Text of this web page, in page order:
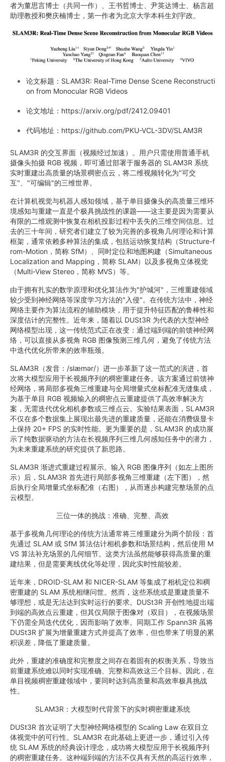
者为董思言博士（共同一作）、王书哲博士、尹英达博士、杨言超
助理教授和樊庆楠博士，第一作者为北京大学本科生刘宇政。
论文标题：SLAM3R: Real-Time Dense Scene Reconstructi
on from Monocular RGB Videos
论文地址：https://arxiv.org/pdf/2412.09401
代码地址：https://github.com/PKU-VCL-3DV/SLAM3R
SLAM3R 的交互界面（视频经过加速）。用户只需使用普通手机
摄像头拍摄 RGB 视频，即可通过部署于服务器的 SLAM3R 系统
实时重建出高质量的场景稠密点云，将二维视频转化为"可交
互"、"可编辑"的三维世界。
在计算机视觉与机器人感知领域，基于单目摄像头的高质量三维环
境感知与重建一直是个极具挑战性的课题——这主要是因为需要从
有限的二维观测中恢复在相机投影过程中丢失的三维空间信息。过
去的三十年间，研究者们建立了较为完善的多视角几何理论和计算
框架，通常依赖多种算法的集成，包括运动恢复结构（Structure-f
rom-Motion，简称 SfM）、同时定位和地图构建（Simultaneous
Localization and Mapping，简称 SLAM）以及多视角立体视觉
（Multi-View Stereo，简称 MVS）等。
由于拥有扎实的数学原理和优化算法作为"护城河"，三维重建领域
较少受到神经网络等深度学习方法的"入侵"。在传统方法中，神经
网络主要作为算法流程的辅助模块，用于提升特征匹配的鲁棒性和
深度估计的完整性。近年来，随着以 DUSt3R 为代表的大型神经
网络模型出现，这一传统范式正在改变：通过端到端的前馈神经网
络，可以直接从多视角 RGB 图像预测三维几何，避免了传统方法
中迭代优化所带来的效率瓶颈。
SLAM3R（发音：/slæmər/）进一步革新了这一范式的演进，首
次将大模型应用于长视频序列的稠密重建任务。该方案通过前馈神
经网络，将局部多视角三维重建与全局增量式坐标配准无缝集成，
为基于单目 RGB 视频输入的稠密点云重建提供了高效率解决方
案，无需迭代优化相机参数或三维点云。实验结果表面，SLAM3R
不仅在多个数据集上展现出最先进的重建质量，还能在消费级显卡
上保持 20+ FPS 的实时性能。更为重要的是，SLAM3R 的成功展
示了纯数据驱动的方法在长视频序列三维几何感知任务中的潜力，
为未来重建系统的研究提供了新思路。
SLAM3R 渐进式重建过程展示。输入 RGB 图像序列（如左上图所
示）后，SLAM3R 首先进行局部多视角三维重建（左下图），然
后执行全局增量式坐标配准（右图），从而逐步构建完整场景的点
云模型。
三位一体的挑战：准确、完整、高效
基于多视角几何理论的传统方法通常将三维重建分为两个阶段：首
先通过 SLAM 或 SfM 算法估计相机参数和场景结构，然后使用 M
VS 算法补充场景的几何细节。这类方法虽然能够获得高质量的重
建结果，但是需要离线优化等处理，因此实时性能较差。
近年来，DROID-SLAM 和 NICER-SLAM 等集成了相机定位和稠
密重建的 SLAM 系统相继问世。然而，这些系统或是重建质量不
够理想，或是无法达到实时运行的要求。DUSt3R 开创性地提出端
到端的高效点云重建，但其仅局限于图像对（双目），在视频场景
下仍需全局迭代优化，因而影响了效率。同期工作 Spann3R 虽将
DUSt3R 扩展为增量重建方式并提高了效率，但也带来了明显的累
积误差，降低了重建质量。
此外，重建的准确度和完整度之间存在着固有的权衡关系，导致当
前重建系统难以同时实现准确、完整和高效这三个目标。因此，在
单目视频稠密重建领域中，要同时达到高质量和高效率极具挑战
性。
SLAM3R：大模型时代背景下的实时稠密重建系统
DUSt3R 首次证明了大型神经网络模型的 Scaling Law 在双目立
体视觉中的可行性。SLAM3R 在此基础上更进一步，通过引入传
统 SLAM 系统的经典设计理念，成功将大模型应用于长视频序列
的稠密重建任务。这种端到端的方法不仅具有天然的高运行效率，